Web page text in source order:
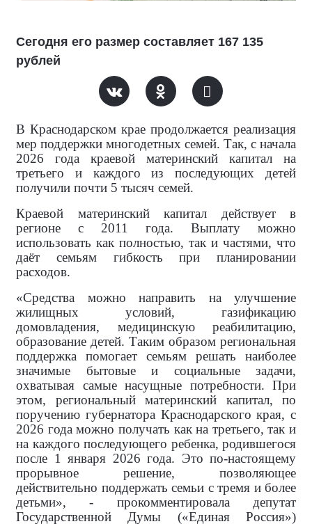
Сегодня его размер составляет 167 135
рублей
В Краснодарском крае продолжается реализация
мер поддержки многодетных семей. Так, с начала
2026 года краевой материнский капитал на
третьего и каждого из последующих детей
получили почти 5 тысяч семей.
Краевой материнский капитал действует в
регионе с 2011 года. Выплату можно
использовать как полностью, так и частями, что
даёт семьям гибкость при планировании
расходов.
«Средства можно направить на улучшение
жилищных условий, газификацию
домовладения, медицинскую реабилитацию,
образование детей. Таким образом региональная
поддержка помогает семьям решать наиболее
значимые бытовые и социальные задачи,
охватывая самые насущные потребности. При
этом, региональный материнский капитал, по
поручению губернатора Краснодарского края, с
2026 года можно получать как на третьего, так и
на каждого последующего ребенка, родившегося
после 1 января 2026 года. Это по-настоящему
прорывное решение, позволяющее
действительно поддержать семьи с тремя и более
детьми», - прокомментировала депутат
Государственной Думы («Единая Россия»)